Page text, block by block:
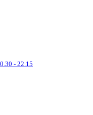
- 22.15